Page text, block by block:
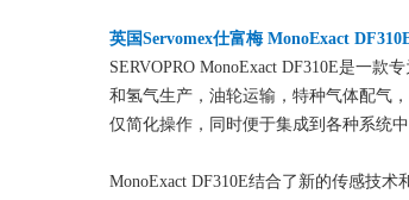
英国Servomex仕富梅 MonoExact
SERVOPRO MonoExact DF310E是一
和氢气生产，油轮运输，特种气体配气
仅简化操作，同时便于集成到各种系统中
MonoExact DF310E结合了新的传感技